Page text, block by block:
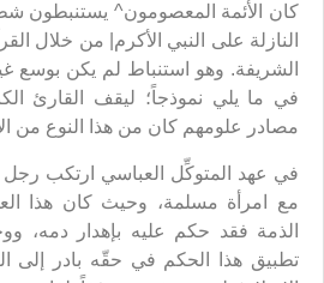
كان الأئمة المعصومون^ يستنبطون
النازلة على النبي الأكرم| من خلال
الشريفة. وهو استنباط لم يكن بوسع
في ما يلي نموذجاً؛ ليقف القارئ
مصادر علومهم كان من هذا النوع من
في عهد المتوكِّل العباسي ارتكب رجل
مع امرأة مسلمة، وحيث كان هذا
الذمة فقد حكم عليه بإهدار دمه،
تطبيق هذا الحكم في حقّه بادر إلى